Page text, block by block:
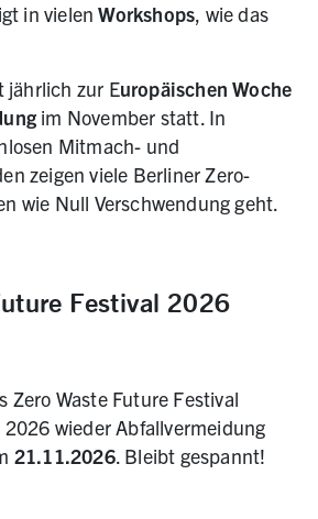
in vielenWorkshops, wie das
jährlich zur Europäischen Woche
im November statt. In
Mitmach- und
zeigen viele Berliner Zero-
wie Null Verschwendung geht.
Festival 2026
Zero Waste Future Festival
wieder Abfallvermeidung
21.11.2026. Bleibt gespannt!